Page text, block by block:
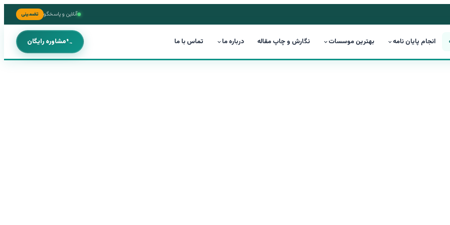
آنلاین و پاسخگو تضمینی
انجام پایان نامه بهترین موسسات نگارش و چاپ مقاله درباره ما تماس با ما مشاوره رایگان